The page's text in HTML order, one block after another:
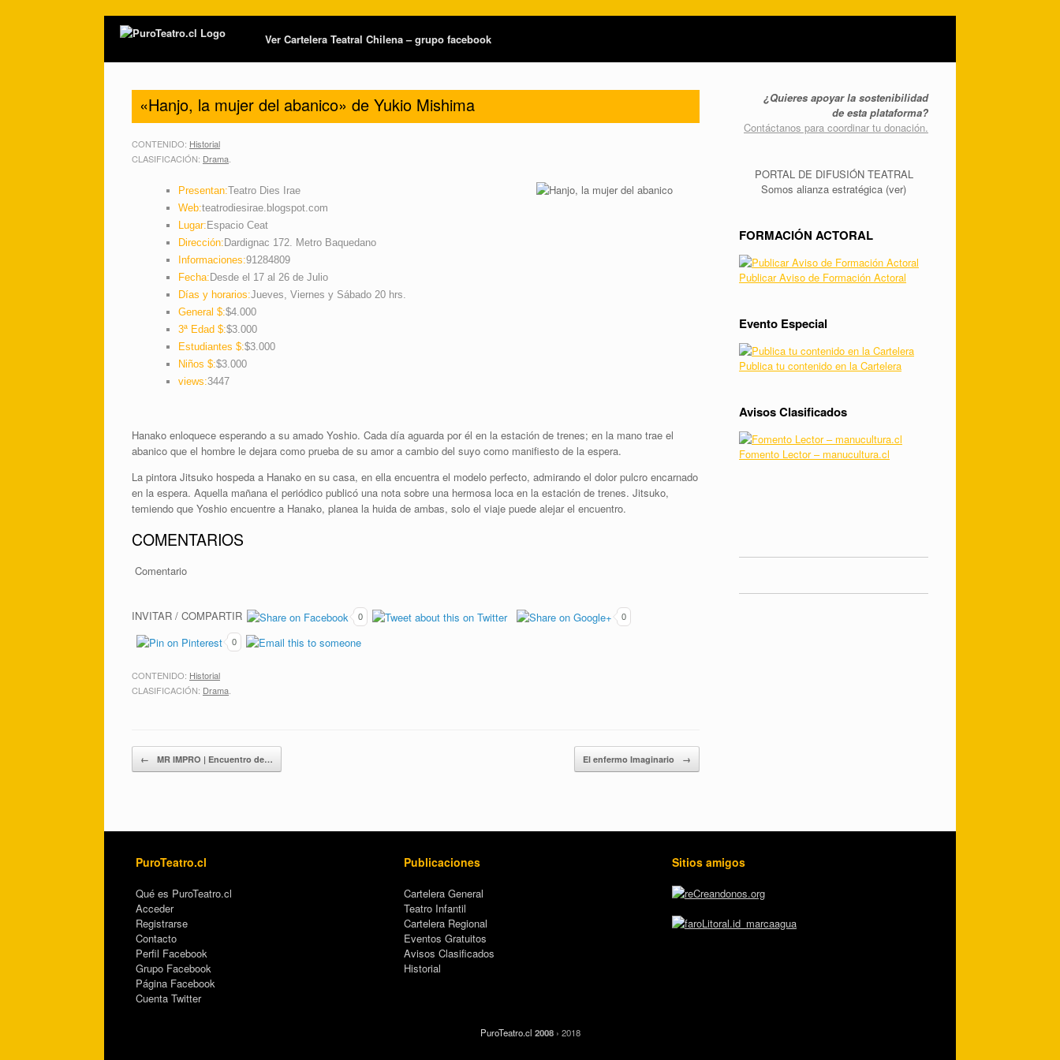
Ver Cartelera Teatral Chilena – grupo facebook
«Hanjo, la mujer del abanico» de Yukio Mishima
CONTENIDO: Historial
CLASIFICACIÓN: Drama
Presentan:Teatro Dies Irae
Web:teatrodiesirae.blogspot.com
Lugar:Espacio Ceat
Dirección:Dardignac 172. Metro Baquedano
Informaciones:91284809
Fecha:Desde el 17 al 26 de Julio
Días y horarios:Jueves, Viernes y Sábado 20 hrs.
General $:$4.000
3ª Edad $:$3.000
Estudiantes $:$3.000
Niños $:$3.000
views:3447
Hanako enloquece esperando a su amado Yoshio. Cada día aguarda por él en la estación de trenes; en la mano trae el
abanico que el hombre le dejara como prueba de su amor a cambio del suyo como manifiesto de la espera.
La pintora Jitsuko hospeda a Hanako en su casa, en ella encuentra el modelo perfecto, admirando el dolor pulcro encarnado
en la espera. Aquella mañana el periódico publicó una nota sobre una hermosa loca en la estación de trenes. Jitsuko,
temiendo que Yoshio encuentre a Hanako, planea la huida de ambas, solo el viaje puede alejar el encuentro.
COMENTARIOS
Comentario
INVITAR / COMPARTIR 0 0
0
CONTENIDO: Historial
CLASIFICACIÓN: Drama
Post navigation
← MR IMPRO | Encuentro de… El enfermo Imaginario →
¿Quieres apoyar la sostenibilidad
de esta plataforma?
Contáctanos para coordinar tu donación.
PORTAL DE DIFUSIÓN TEATRAL
Somos alianza estratégica (ver)
FORMACIÓN ACTORAL
Publicar Aviso de Formación Actoral
Evento Especial
Publica tu contenido en la Cartelera
Avisos Clasificados
Fomento Lector – manucultura.cl
PuroTeatro.cl
Qué es PuroTeatro.cl
Acceder
Registrarse
Contacto
Perfil Facebook
Grupo Facebook
Página Facebook
Cuenta Twitter
Publicaciones
Cartelera General
Teatro Infantil
Cartelera Regional
Eventos Gratuitos
Avisos Clasificados
Historial
Sitios amigos
PuroTeatro.cl 2008› 2018